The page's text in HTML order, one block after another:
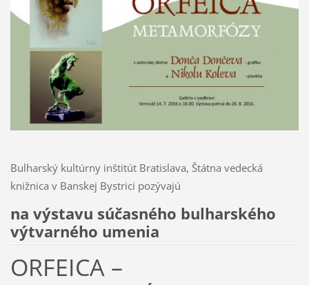
Bulharský kultúrny inštitút Bratislava, Štátna vedecká
knižnica v Banskej Bystrici pozývajú
na výstavu súčasného bulharského
výtvarného umenia
ORFEICA –